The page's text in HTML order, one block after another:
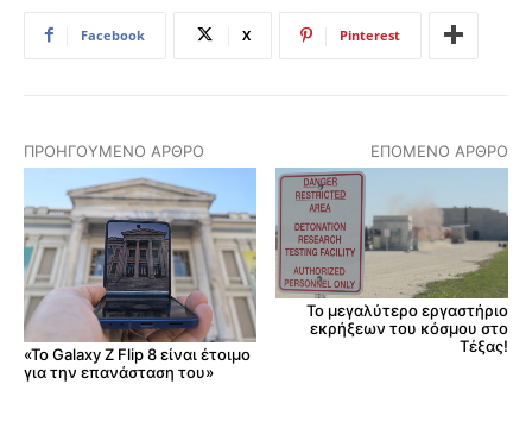
Facebook X Pinterest
ΠΡΟΗΓΟΎΜΕΝΟ ΆΡΘΡΟ
«Το Galaxy Z Flip 8 είναι έτοιμο
για την επανάσταση του»
ΕΠΌΜΕΝΟ ΆΡΘΡΟ
Το μεγαλύτερο εργαστήριο
εκρήξεων του κόσμου στο
Τέξας!